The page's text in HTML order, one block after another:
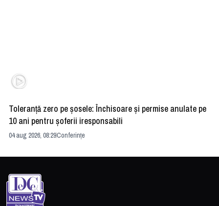
Toleranță zero pe șosele: Închisoare și permise anulate pe
10 ani pentru șoferii iresponsabili
04 aug 2026, 08:29Conferințe